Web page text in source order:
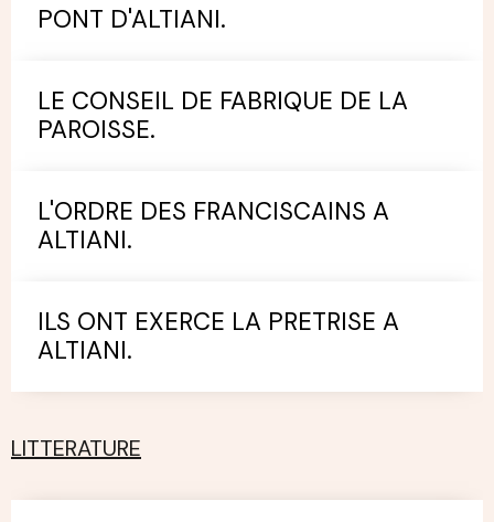
PONT D'ALTIANI.
LE CONSEIL DE FABRIQUE DE LA
PAROISSE.
L'ORDRE DES FRANCISCAINS A
ALTIANI.
ILS ONT EXERCE LA PRETRISE A
ALTIANI.
LITTERATURE